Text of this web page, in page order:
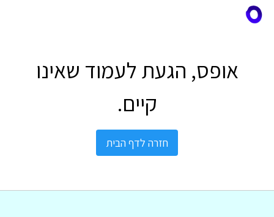
אופס, הגעת לעמוד שאינו
קיים.
חזרה לדף הבית